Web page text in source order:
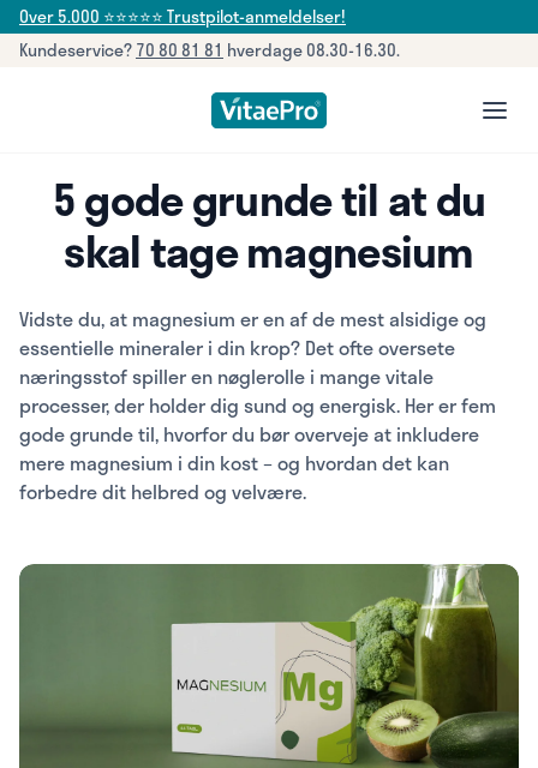
Over 5.000 ⭐⭐⭐⭐⭐ Trustpilot-anmeldelser!
Kundeservice?70 80 81 81 hverdage 08.30-16.30.
5 gode grunde til at du
skal tage magnesium
Vidste du, at magnesium er en af de mest alsidige og
essentielle mineraler i din krop? Det ofte oversete
næringsstof spiller en nøglerolle i mange vitale
processer, der holder dig sund og energisk. Her er fem
gode grunde til, hvorfor du bør overveje at inkludere
mere magnesium i din kost – og hvordan det kan
forbedre dit helbred og velvære.